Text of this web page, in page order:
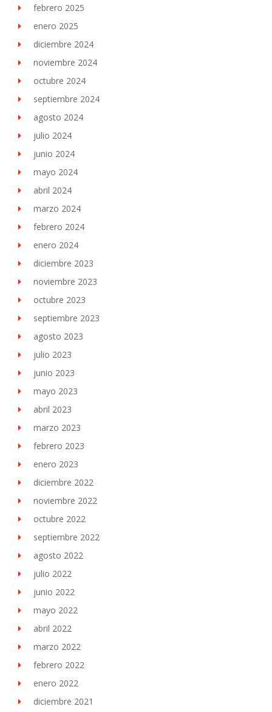
febrero 2025
enero 2025
diciembre 2024
noviembre 2024
octubre 2024
septiembre 2024
agosto 2024
julio 2024
junio 2024
mayo 2024
abril 2024
marzo 2024
febrero 2024
enero 2024
diciembre 2023
noviembre 2023
octubre 2023
septiembre 2023
agosto 2023
julio 2023
junio 2023
mayo 2023
abril 2023
marzo 2023
febrero 2023
enero 2023
diciembre 2022
noviembre 2022
octubre 2022
septiembre 2022
agosto 2022
julio 2022
junio 2022
mayo 2022
abril 2022
marzo 2022
febrero 2022
enero 2022
diciembre 2021